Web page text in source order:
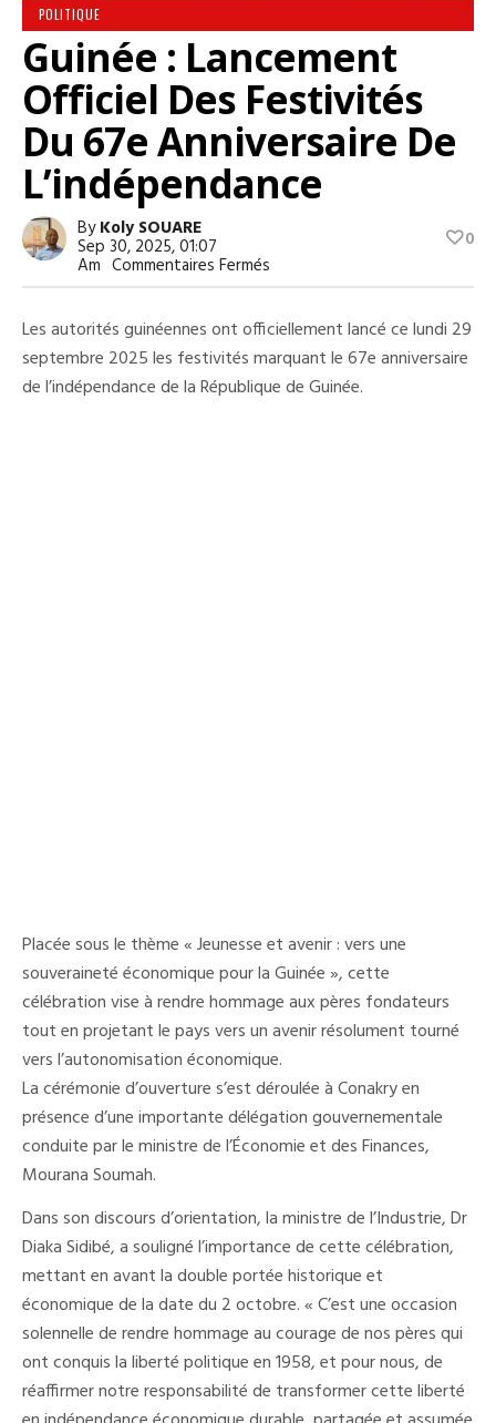
POLITIQUE
Guinée : Lancement
Officiel Des Festivités
Du 67e Anniversaire De
L’indépendance
ByKoly SOUARE
Sep 30, 2025, 01:07
Am Commentaires Fermés
Guinée
Lancement
Officiel
Des
Festivités
Du
0
Les autorités guinéennes ont officiellement lancé ce lundi 29
septembre 2025 les festivités marquant le 67e anniversaire
de l’indépendance de la République de Guinée.
Placée sous le thème « Jeunesse et avenir : vers une
souveraineté économique pour la Guinée », cette
célébration vise à rendre hommage aux pères fondateurs
tout en projetant le pays vers un avenir résolument tourné
vers l’autonomisation économique.
La cérémonie d’ouverture s’est déroulée à Conakry en
présence d’une importante délégation gouvernementale
conduite par le ministre de l’Économie et des Finances,
Mourana Soumah.
Dans son discours d’orientation, la ministre de l’Industrie, Dr
Diaka Sidibé, a souligné l’importance de cette célébration,
mettant en avant la double portée historique et
économique de la date du 2 octobre. « C’est une occasion
solennelle de rendre hommage au courage de nos pères qui
ont conquis la liberté politique en 1958, et pour nous, de
réaffirmer notre responsabilité de transformer cette liberté